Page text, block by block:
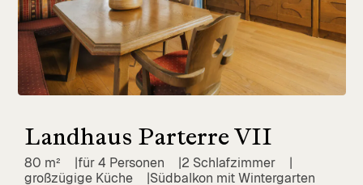
Landhaus Parterre VII
80 m² für 4 Personen
2 Schlafzimmer
großzügige Küche
Südbalkon mit Wintergarten